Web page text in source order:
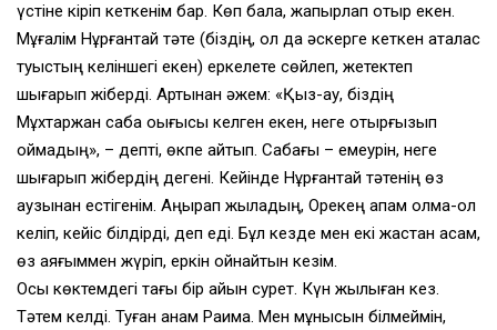
үстіне кіріп кеткенім бар. Көп бала, жапырлап отыр екен.
Мұғалім Нұрғантай тәте (біздің, ол да әскерге кеткен аталас
туыстың келіншегі екен) еркелете сөйлеп, жетектеп
шығарып жіберді. Артынан әжем: «Қыз-ау, біздің
Мұхтаржан сабақ оқығысы келген екен, неге отырғызып
қоймадың», – депті, өкпе айтып. Сабағы – емеурін, неге
шығарып жібердің дегені. Кейінде Нұрғантай тәтенің өз
аузынан естігенім. Аңырап жыладың, Орекең апам қолма-қол
келіп, кейіс білдірді, деп еді. Бұл кезде мен екі жастан асқам,
өз аяғыммен жүріп, еркін ойнайтын кезім.
Осы көктемдегі тағы бір айқын сурет. Күн жылыған кез.
Тәтем келді. Туған анам Рақима. Мен мұнысын білмеймін,